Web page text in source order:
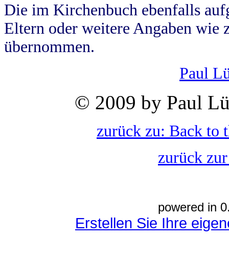
Die im Kirchenbuch ebenfalls
Eltern oder weitere Angaben wie
übernommen.
Paul
© 2009 by Paul
zurück zu: Back to
zurück
powered in
Erstellen Sie Ihre